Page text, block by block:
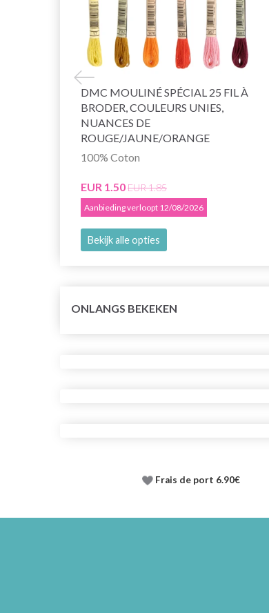
DMC MOULINÉ SPÉCIAL 25 FIL À
BRODER, COULEURS UNIES,
NUANCES DE
ROUGE/JAUNE/ORANGE
100% Coton
EUR 1.50EUR 1.85
Aanbieding verloopt 12/08/2026
Bekijk alle opties
ONLANGS BEKEKEN
Frais de port 6.90€